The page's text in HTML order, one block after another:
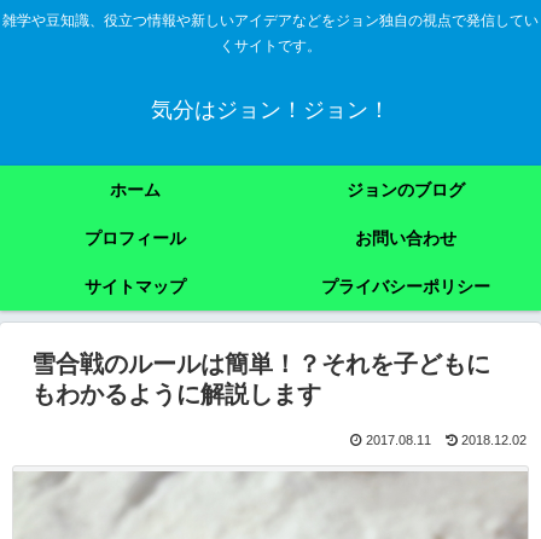
雑学や豆知識、役立つ情報や新しいアイデアなどをジョン独自の視点で発信してい
くサイトです。
気分はジョン！ジョン！
ホーム ジョンのブログ
プロフィール お問い合わせ
サイトマップ プライバシーポリシー
雪合戦のルールは簡単！？それを子どもに
もわかるように解説します
2017.08.11 2018.12.02